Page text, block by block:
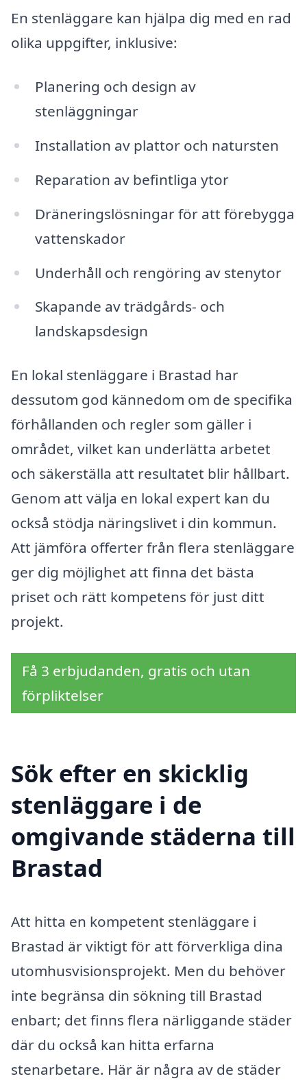
En stenläggare kan hjälpa dig med en rad
olika uppgifter, inklusive:
Planering och design av
stenläggningar
Installation av plattor och natursten
Reparation av befintliga ytor
Dräneringslösningar för att förebygga
vattenskador
Underhåll och rengöring av stenytor
Skapande av trädgårds- och
landskapsdesign
En lokal stenläggare i Brastad har
dessutom god kännedom om de specifika
förhållanden och regler som gäller i
området, vilket kan underlätta arbetet
och säkerställa att resultatet blir hållbart.
Genom att välja en lokal expert kan du
också stödja näringslivet i din kommun.
Att jämföra offerter från flera stenläggare
ger dig möjlighet att finna det bästa
priset och rätt kompetens för just ditt
projekt.
Få 3 erbjudanden, gratis och utan
förpliktelser
Sök efter en skicklig
stenläggare i de
omgivande städerna till
Brastad
Att hitta en kompetent stenläggare i
Brastad är viktigt för att förverkliga dina
utomhusvisionsprojekt. Men du behöver
inte begränsa din sökning till Brastad
enbart; det finns flera närliggande städer
där du också kan hitta erfarna
stenarbetare. Här är några av de städer